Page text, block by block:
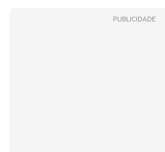
PUBLICIDADE